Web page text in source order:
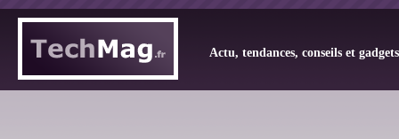
Actu, tendances, conseils et